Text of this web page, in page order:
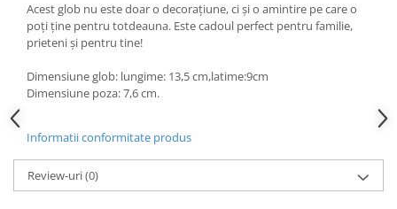
Acest glob nu este doar o decorațiune, ci și o amintire pe care o
poți ține pentru totdeauna. Este cadoul perfect pentru familie,
prieteni și pentru tine!
Dimensiune glob: lungime: 13,5 cm,latime:9cm
Dimensiune poza: 7,6 cm.
Informatii conformitate produs
Review-uri(0)